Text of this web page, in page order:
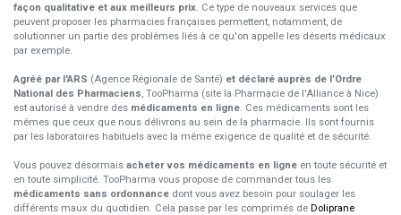
façon qualitative et aux meilleurs prix. Ce type de nouveaux services que
peuvent proposer les pharmacies françaises permettent, notamment, de
solutionner un partie des problèmes liés à ce qu'on appelle les déserts médicaux
par exemple.
Agréé par l'ARS (Agence Régionale de Santé) et déclaré auprès de l’Ordre
National des Pharmaciens, TooPharma (site la Pharmacie de l'Alliance à Nice)
est autorisé à vendre des médicaments en ligne. Ces médicaments sont les
mêmes que ceux que nous délivrons au sein de la pharmacie. Ils sont fournis
par les laboratoires habituels avec la même exigence de qualité et de sécurité.
Vous pouvez désormais acheter vos médicaments en ligne en toute sécurité et
en toute simplicité. TooPharma vous propose de commander tous les
médicaments sans ordonnance dont vous avez besoin pour soulager les
différents maux du quotidien. Cela passe par les comprimés de Doliprane